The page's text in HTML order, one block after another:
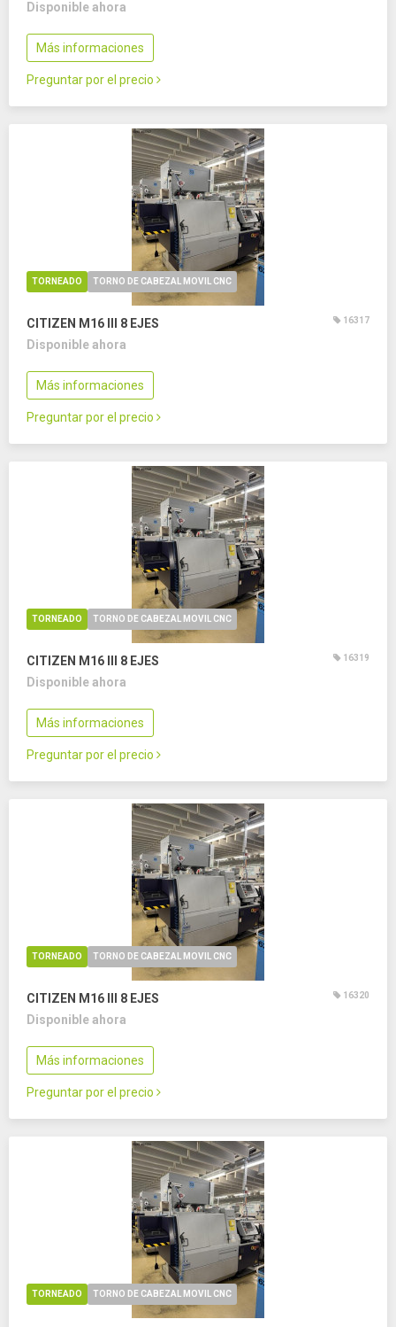
Disponible ahora
Más informaciones
Preguntar por el precio
TORNEADO TORNO DE CABEZAL MOVIL CNC
CITIZEN M16 III 8 EJES 16317
Disponible ahora
Más informaciones
Preguntar por el precio
TORNEADO TORNO DE CABEZAL MOVIL CNC
CITIZEN M16 III 8 EJES 16319
Disponible ahora
Más informaciones
Preguntar por el precio
TORNEADO TORNO DE CABEZAL MOVIL CNC
CITIZEN M16 III 8 EJES 16320
Disponible ahora
Más informaciones
Preguntar por el precio
TORNEADO TORNO DE CABEZAL MOVIL CNC